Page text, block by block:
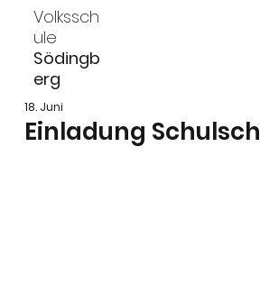
Volkssch
ule
Södingb
erg
Einladung
18. Juni